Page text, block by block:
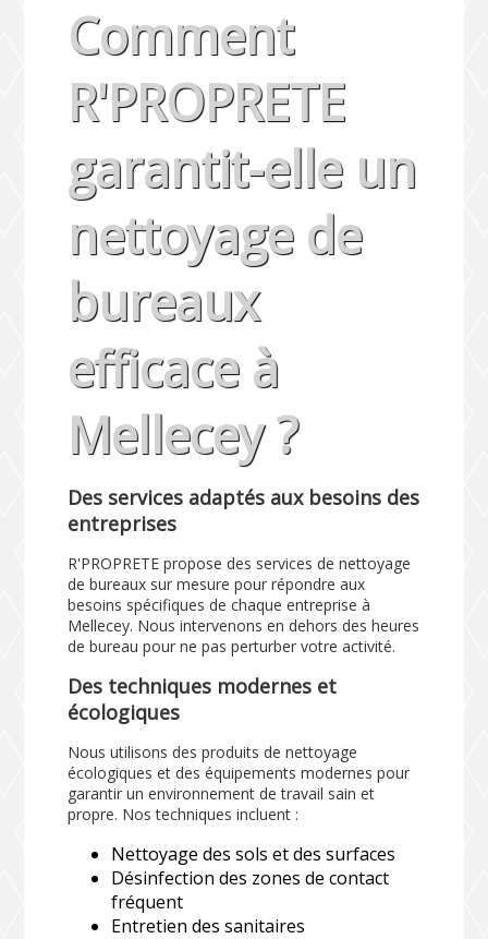
Comment
R'PROPRETE
garantit-elle un
nettoyage de
bureaux
efficace à
Mellecey ?
Des services adaptés aux besoins des
entreprises
R'PROPRETE propose des services de nettoyage
de bureaux sur mesure pour répondre aux
besoins spécifiques de chaque entreprise à
Mellecey. Nous intervenons en dehors des heures
de bureau pour ne pas perturber votre activité.
Des techniques modernes et
écologiques
Nous utilisons des produits de nettoyage
écologiques et des équipements modernes pour
garantir un environnement de travail sain et
propre. Nos techniques incluent :
Nettoyage des sols et des surfaces
Désinfection des zones de contact
fréquent
Entretien des sanitaires